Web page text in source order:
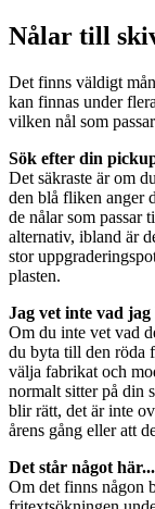
Nålar till
Det finns väldigt
kan finnas under
vilken nål som
Sök efter din
Det säkraste är om
den blå fliken anger
de nålar som passar
alternativ, ibland är
stor
plasten.
Jag vet inte vad
Om du inte vet vad
du byta till den röda
välja fabrikat och
normalt sitter på din
blir rätt, det är inte
årens gång eller att
Det står något här...
Om det finns någon